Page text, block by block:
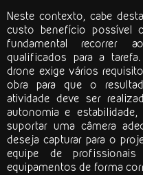
Neste contexto, cabe
custo benefício possível
fundamental recorrer
qualificados para a
drone exige vários
obra para que o
atividade deve ser
autonomia e
suportar uma câmera
deseja capturar para o
equipe de
equipamentos de forma